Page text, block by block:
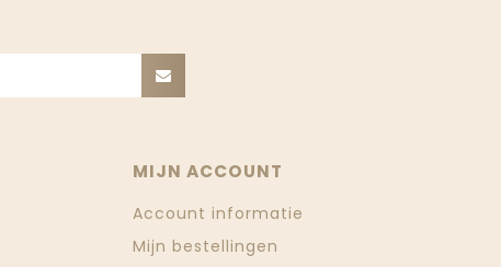
MIJN ACCOUNT
Account informatie
Mijn bestellingen